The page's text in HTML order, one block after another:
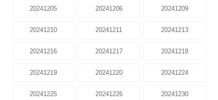
20241205 20241206 20241209
20241210 20241211 20241213
20241216 20241217 20241218
20241219 20241220 20241224
20241225 20241226 20241230